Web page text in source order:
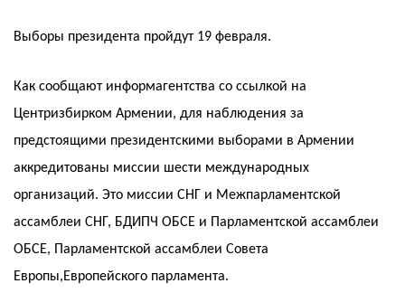
Выборы президента пройдут 19 февраля.
Как сообщают информагентства со ссылкой на
Центризбирком Армении, для наблюдения за
предстоящими президентскими выборами в Армении
аккредитованы миссии шести международных
организаций. Это миссии СНГ и Межпарламентской
ассамблеи СНГ, БДИПЧ ОБСЕ и Парламентской ассамблеи
ОБСЕ, Парламентской ассамблеи Совета
Европы,Европейского парламента.